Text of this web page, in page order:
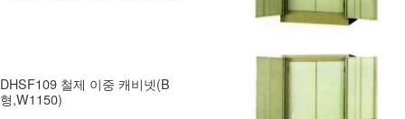
DHSF109 철제 이중 캐비넷(B
형,W1150)